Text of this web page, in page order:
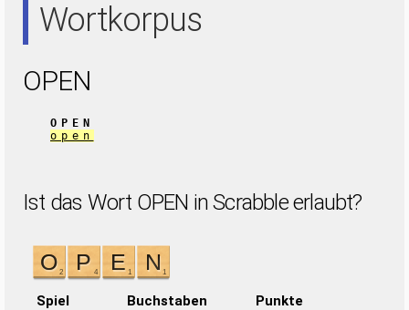
Wortkorpus
OPEN
OPEN
open
Ist das Wort OPEN in Scrabble erlaubt?
Spiel Buchstaben Punkte